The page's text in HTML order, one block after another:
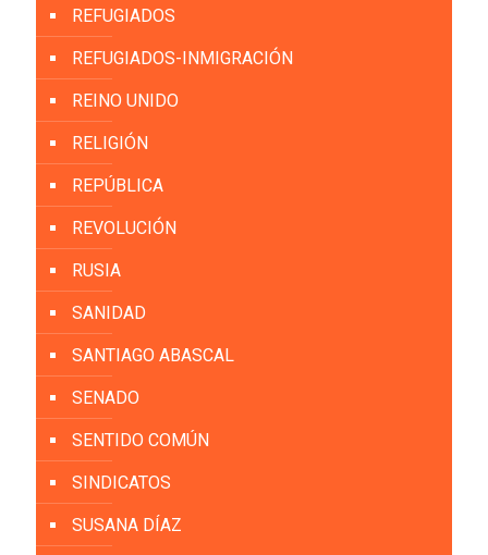
REFUGIADOS
REFUGIADOS-INMIGRACIÓN
REINO UNIDO
RELIGIÓN
REPÚBLICA
REVOLUCIÓN
RUSIA
SANIDAD
SANTIAGO ABASCAL
SENADO
SENTIDO COMÚN
SINDICATOS
SUSANA DÍAZ